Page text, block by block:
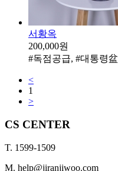
서황옥
200,000원
#독점공급, #대통령盆
<
1
>
CS CENTER
T. 1599-1509
M. help@jiranjiwoo.com